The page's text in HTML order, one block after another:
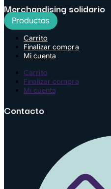
Merchandising solidario
Productos
Carrito
Finalizar compra
Mi cuenta
Carrito
Finalizar compra
Mi cuenta
Contacto